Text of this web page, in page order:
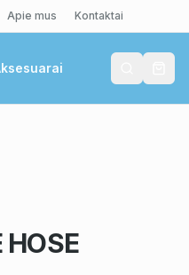
Apie mus Kontaktai